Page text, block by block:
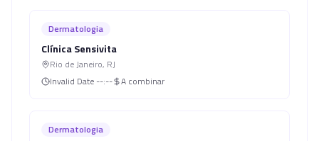
Dermatologia
Clínica Sensivita
Rio de Janeiro, RJ
Invalid Date --:-- A combinar
Dermatologia